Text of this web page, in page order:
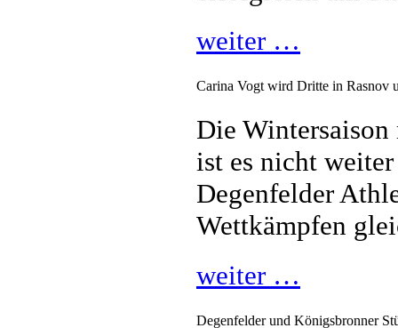
weiter …
Carina Vogt wird Dritte in Rasnov
Die
ist es nicht
Degenfelder
Wettkämpfen
weiter …
Degenfelder und Königsbronner